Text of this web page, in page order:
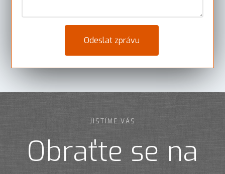
JISTÍME VÁS
Obraťte se na